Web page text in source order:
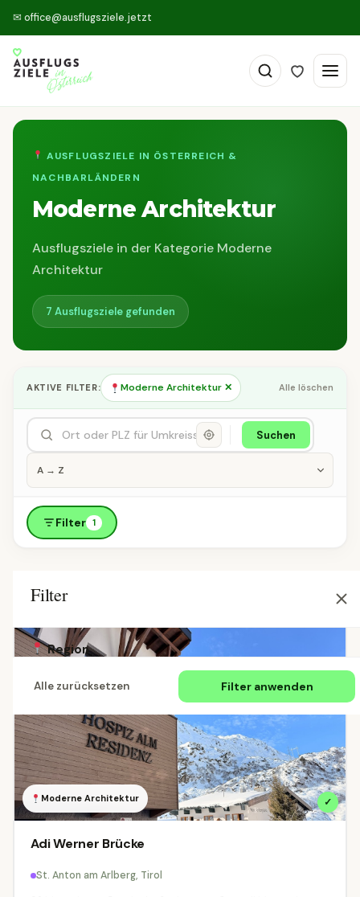
✉ office@ausflugsziele.jetzt
AUSFLUGSZIELE IN ÖSTERREICH &
NACHBARLÄNDERN
Moderne Architektur
Ausflugsziele in der Kategorie Moderne
Architektur
7 Ausflugsziele gefunden
AKTIVE FILTER: Moderne Architektur ✕ Alle löschen
Suchen
Filter 1
Filter
Region
Alle Länder Deutschland
Schweiz
ÖSTERREICH
Alle Regionen Burgenland 732 Kärnten 3064
Salzburg 5109 Steiermark
Alle zurücksetzen Filter anwenden
Moderne Architektur ✓
Adi Werner Brücke
St. Anton am Arlberg, Tirol